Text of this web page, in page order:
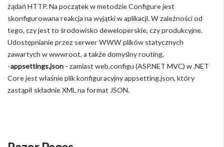
żądań HTTP. Na początek w metodzie Configure jest
skonfigurowana reakcja na wyjątki w aplikacji. W zależności od
tego, czy jest to środowisko deweloperskie, czy produkcyjne.
Udostępnianie przez serwer WWW plików statycznych
zawartych w wwwroot, a także domyślny routing.
-appsettings.json - zamiast web.configu (ASP.NET MVC) w .NET
Core jest właśnie plik konfiguracyjny appsetting.json, który
zastąpił składnie XML na format JSON.